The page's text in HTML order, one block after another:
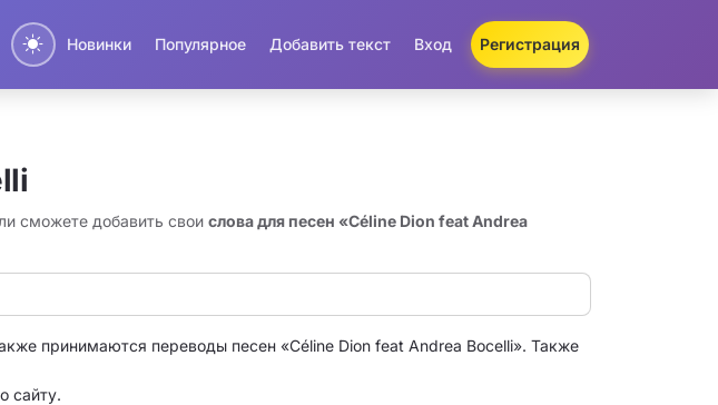
Новинки Популярное Добавить текст Вход Регистрация
сможете добавить свои слова для песен «Céline Dion feat Andrea
принимаются переводы песен «Céline Dion feat Andrea Bocelli». Также
сайту.